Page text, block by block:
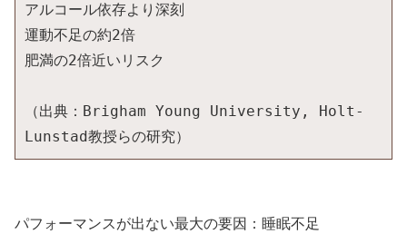
アルコール依存より深刻
運動不足の約2倍
肥満の2倍近いリスク
（出典：Brigham Young University, Holt-
Lunstad教授らの研究）
パフォーマンスが出ない最大の要因：睡眠不足